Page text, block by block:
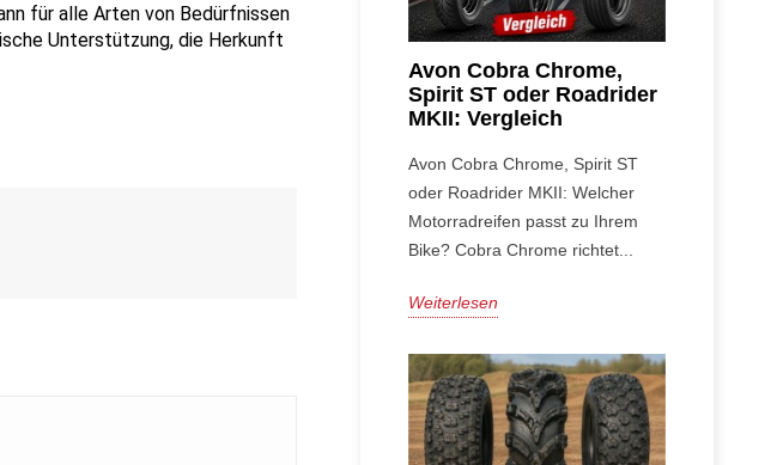
für alle Arten von Bedürfnissen
Unterstützung, die Herkunft
Avon Cobra Chrome,
Spirit ST oder Roadrider
MKII: Vergleich
Avon Cobra Chrome, Spirit ST
oder Roadrider MKII: Welcher
Motorradreifen passt zu Ihrem
Bike? Cobra Chrome richtet...
Weiterlesen